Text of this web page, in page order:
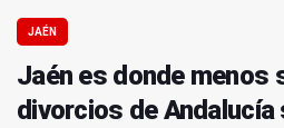
JAÉN
Jaén es donde menos
divorcios de